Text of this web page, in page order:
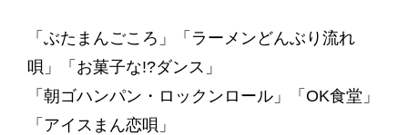
「ぶたまんごころ」「ラーメンどんぶり流れ
唄」「お菓子な!?ダンス」
「朝ゴハンパン・ロックンロール」「OK食堂」
「アイスまん恋唄」